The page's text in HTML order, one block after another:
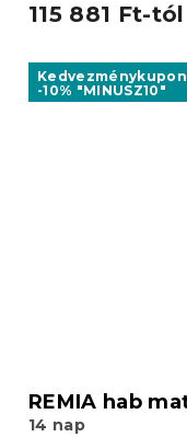
115 881 Ft-tól
Kedvezménykupon
-10% "MINUSZ10"
REMIA hab
14 nap